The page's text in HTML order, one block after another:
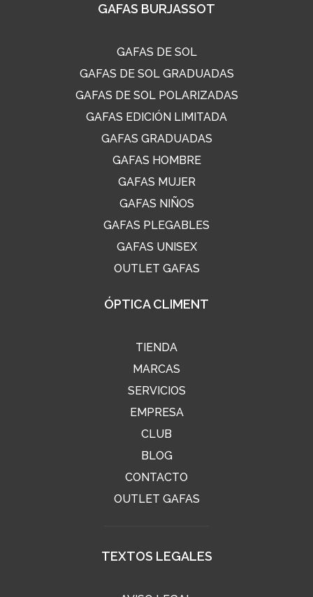
GAFAS BURJASSOT
GAFAS DE SOL
GAFAS DE SOL GRADUADAS
GAFAS DE SOL POLARIZADAS
GAFAS EDICIÓN LIMITADA
GAFAS GRADUADAS
GAFAS HOMBRE
GAFAS MUJER
GAFAS NIÑOS
GAFAS PLEGABLES
GAFAS UNISEX
OUTLET GAFAS
ÓPTICA CLIMENT
TIENDA
MARCAS
SERVICIOS
EMPRESA
CLUB
BLOG
CONTACTO
OUTLET GAFAS
TEXTOS LEGALES